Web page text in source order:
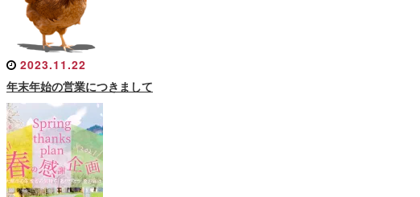
2023.11.22
年末年始の営業につきまして